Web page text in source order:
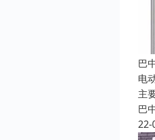
巴
电
主
巴
22-